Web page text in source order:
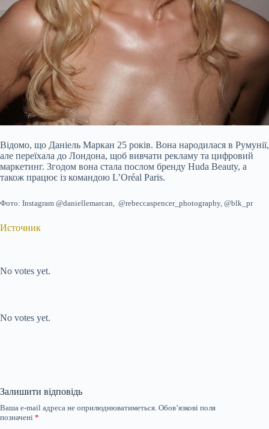
Відомо, що Даніель Маркан 25 років. Вона народилася в Румунії,
але переїхала до Лондона, щоб вивчати рекламу та цифровий
маркетинг. Згодом вона стала послом бренду Huda Beauty, а
також працює із командою L’Oréal Paris.
Фото: Instagram @daniellemarcan, @rebeccaspencer_photography, @blk_pr
Источник
No votes yet.
No votes yet.
Залишити відповідь
Ваша e-mail адреса не оприлюднюватиметься. Обов’язкові поля
позначені *